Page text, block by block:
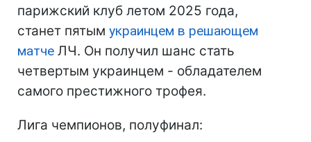
парижский клуб летом 2025 года,
станет пятым украинцем в решающем
матче ЛЧ. Он получил шанс стать
четвертым украинцем - обладателем
самого престижного трофея.
Лига чемпионов, полуфинал: